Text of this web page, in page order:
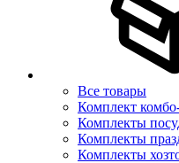
Все товары
Комплект
Комплекты
Комплекты
Комплекты